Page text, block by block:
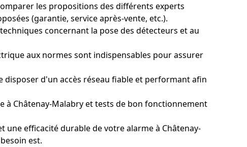
les propositions des différents experts
(garantie, service après-vente, etc.).
concernant la pose des détecteurs et au
aux normes sont indispensables pour assurer
disposer d'un accès réseau fiable et performant afin
à Châtenay-Malabry et tests de bon fonctionnement
efficacité durable de votre alarme à Châtenay-
est.